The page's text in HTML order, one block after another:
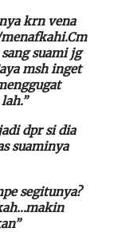
krn vena
suami jg
msh inget
dpr si dia
suaminya
segitunya?